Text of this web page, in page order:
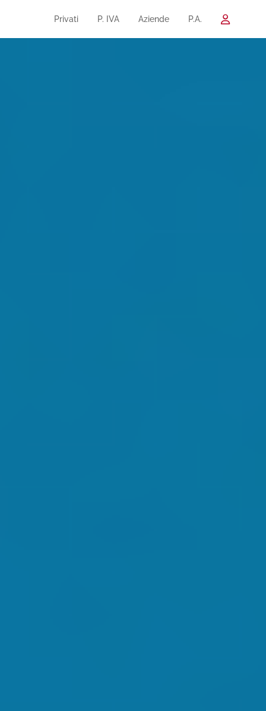
Privati P. IVA Aziende P.A.